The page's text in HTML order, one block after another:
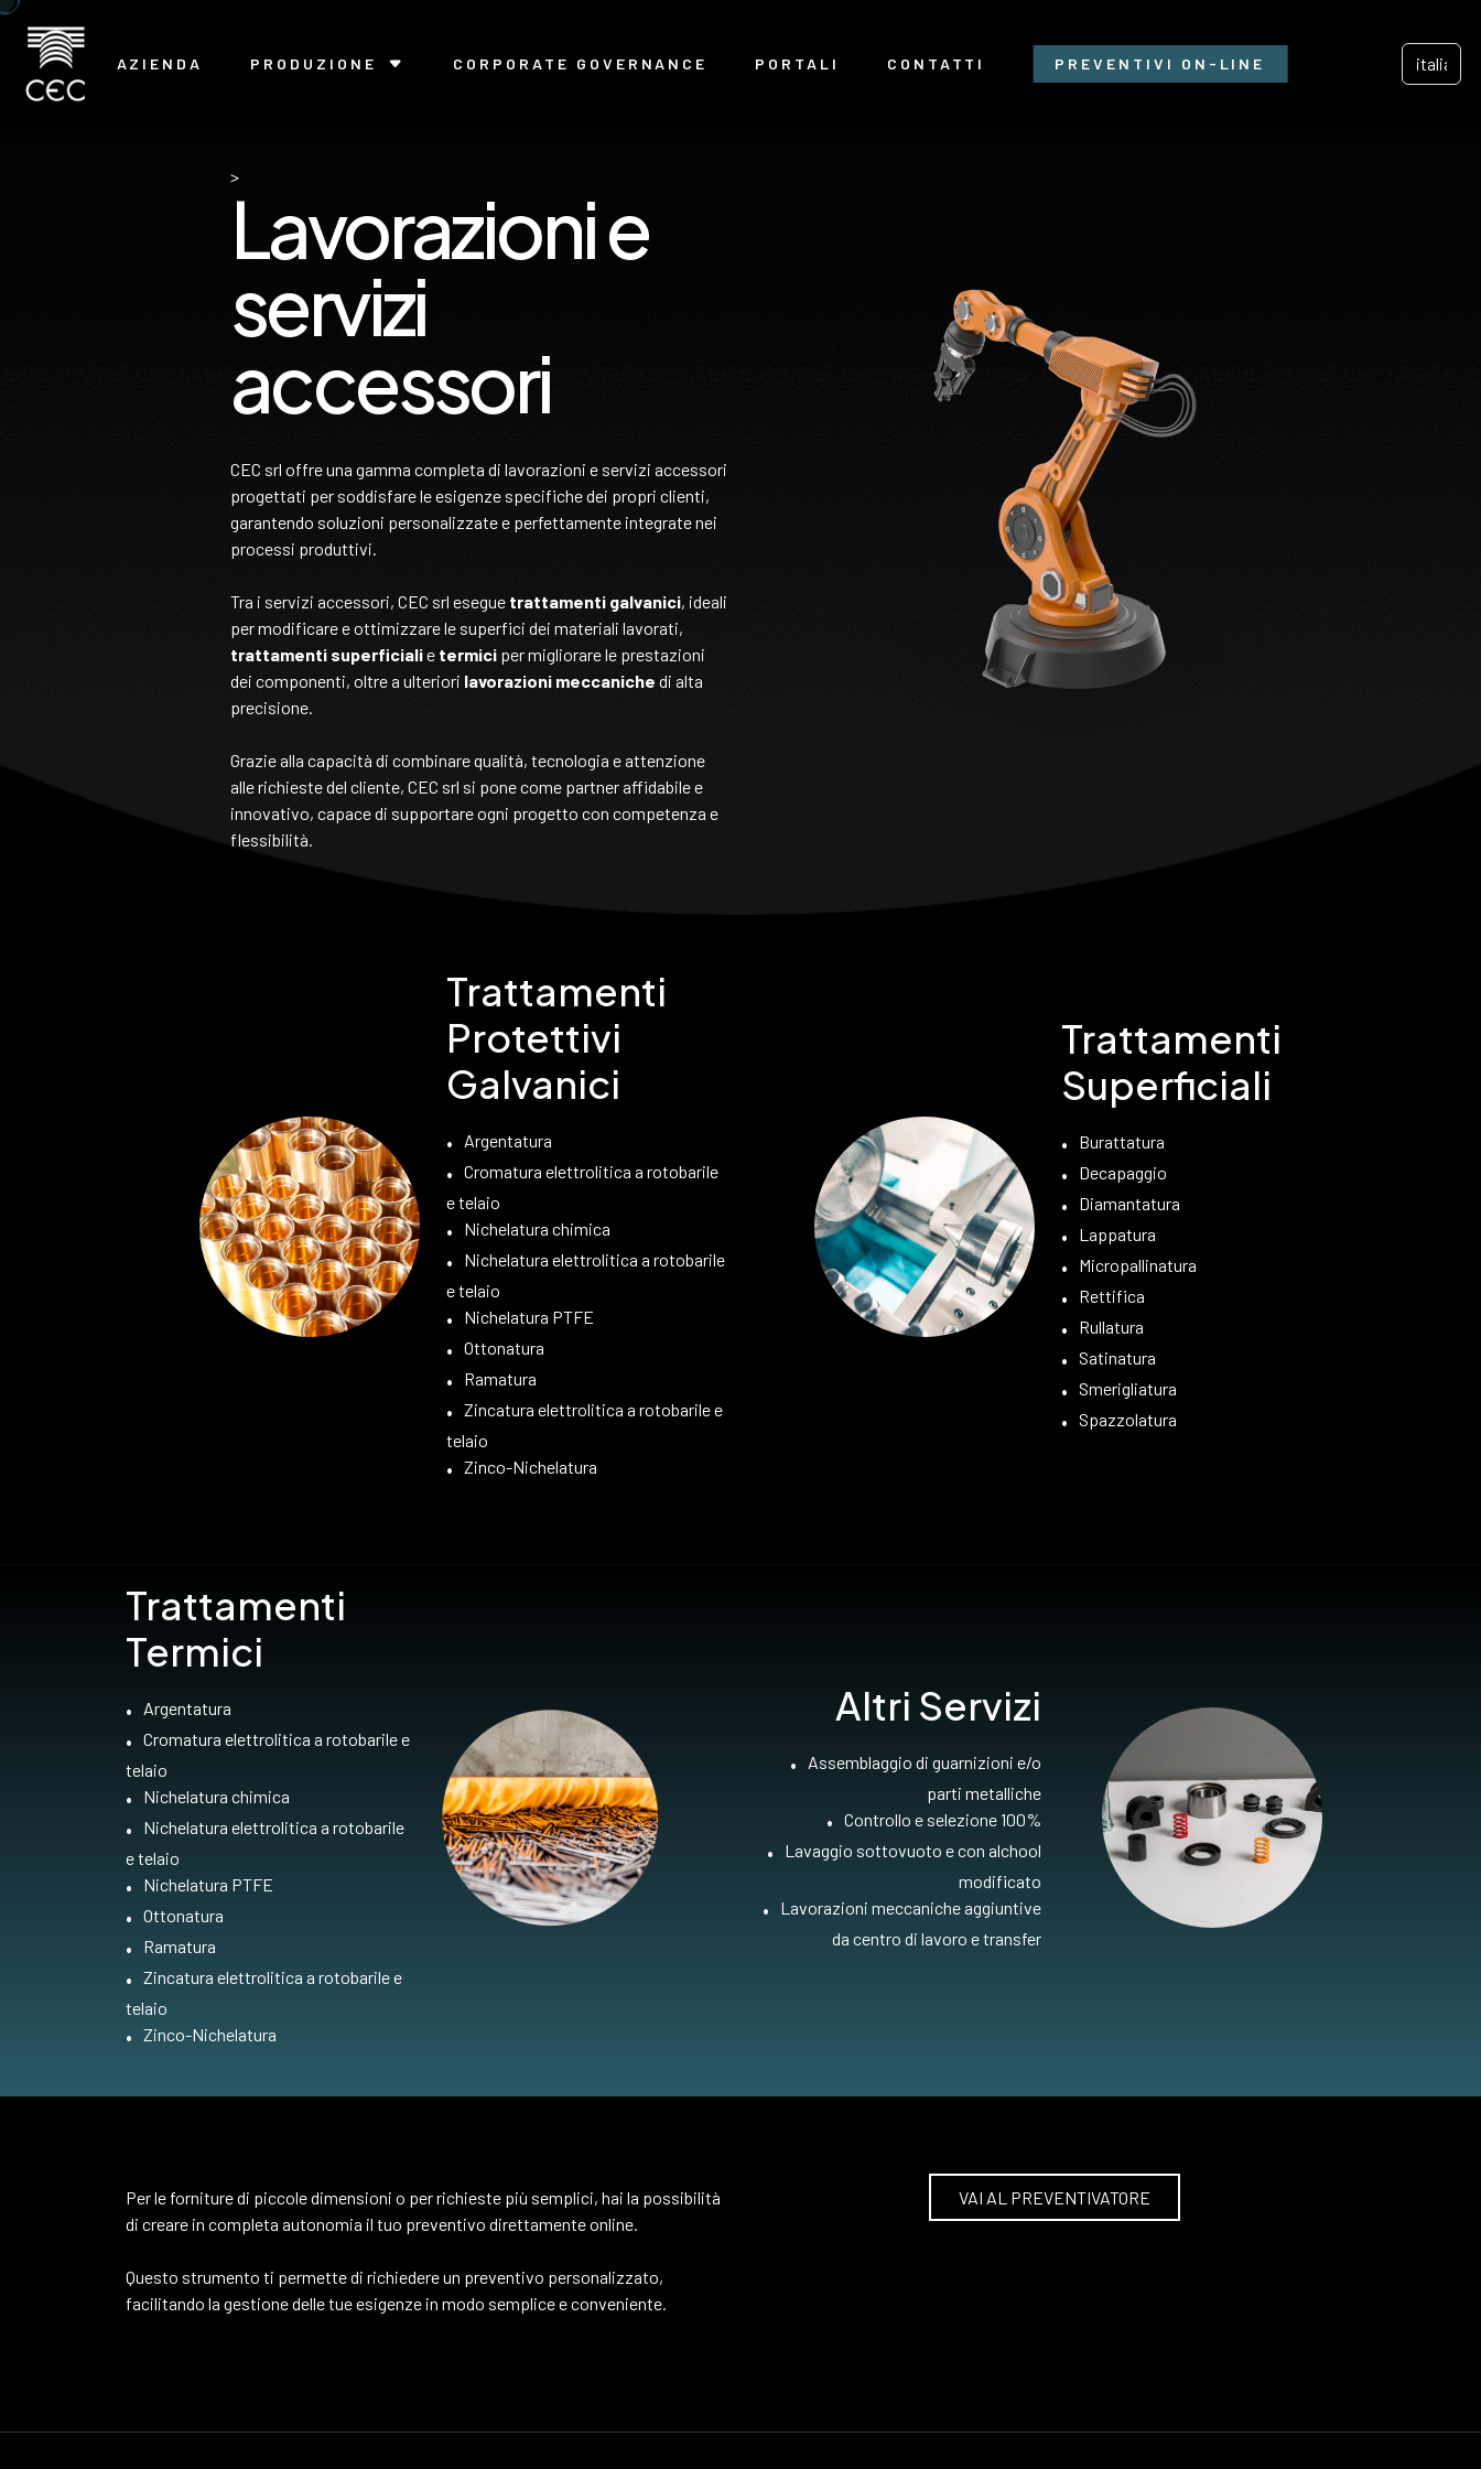
AZIENDA PRODUZIONE CORPORATE GOVERNANCE PORTALI CONTATTI PREVENTIVI ON-LINE
>
Lavorazioni e
servizi
accessori
CEC srl offre una gamma completa di lavorazioni e servizi accessori
progettati per soddisfare le esigenze specifiche dei propri clienti,
garantendo soluzioni personalizzate e perfettamente integrate nei
processi produttivi.
Tra i servizi accessori, CEC srl esegue trattamenti galvanici, ideali
per modificare e ottimizzare le superfici dei materiali lavorati,
trattamenti superficialie termici per migliorare le prestazioni
dei componenti, oltre a ulteriori lavorazioni meccaniche di alta
precisione.
Grazie alla capacità di combinare qualità, tecnologia e attenzione
alle richieste del cliente, CEC srl si pone come partner affidabile e
innovativo, capace di supportare ogni progetto con competenza e
flessibilità.
Trattamenti
Protettivi
Galvanici
Argentatura
Cromatura elettrolitica a rotobarile
e telaio
Nichelatura chimica
Nichelatura elettrolitica a rotobarile
e telaio
Nichelatura PTFE
Ottonatura
Ramatura
Zincatura elettrolitica a rotobarile e
telaio
Zinco-Nichelatura
Trattamenti
Superficiali
Burattatura
Decapaggio
Diamantatura
Lappatura
Micropallinatura
Rettifica
Rullatura
Satinatura
Smerigliatura
Spazzolatura
Trattamenti
Termici
Argentatura
Cromatura elettrolitica a rotobarile e
telaio
Nichelatura chimica
Nichelatura elettrolitica a rotobarile
e telaio
Nichelatura PTFE
Ottonatura
Ramatura
Zincatura elettrolitica a rotobarile e
telaio
Zinco-Nichelatura
Altri Servizi
Assemblaggio di guarnizioni e/o
parti metalliche
Controllo e selezione 100%
Lavaggio sottovuoto e con alchool
modificato
Lavorazioni meccaniche aggiuntive
da centro di lavoro e transfer
Per le forniture di piccole dimensioni o per richieste più semplici, hai la possibilità
di creare in completa autonomia il tuo preventivo direttamente online.
Questo strumento ti permette di richiedere un preventivo personalizzato,
facilitando la gestione delle tue esigenze in modo semplice e conveniente.
VAI AL PREVENTIVATORE